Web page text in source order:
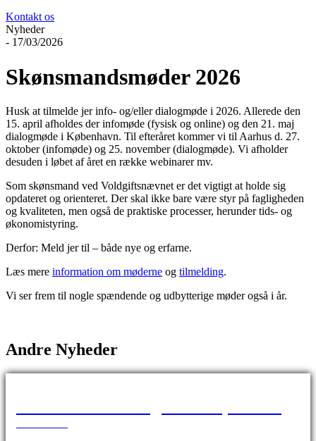
Kontakt os
Nyheder
- 17/03/2026
Skønsmandsmøder 2026
Husk at tilmelde jer info- og/eller dialogmøde i 2026. Allerede den
15. april afholdes der infomøde (fysisk og online) og den 21. maj
dialogmøde i København. Til efteråret kommer vi til Aarhus d. 27.
oktober (infomøde) og 25. november (dialogmøde). Vi afholder
desuden i løbet af året en række webinarer mv.
Som skønsmand ved Voldgiftsnævnet er det vigtigt at holde sig
opdateret og orienteret. Der skal ikke bare være styr på fagligheden
og kvaliteten, men også de praktiske processer, herunder tids- og
økonomistyring.
Derfor: Meld jer til – både nye og erfarne.
Læs mere information om møderne og tilmelding.
Vi ser frem til nogle spændende og udbytterige møder også i år.
Andre Nyheder